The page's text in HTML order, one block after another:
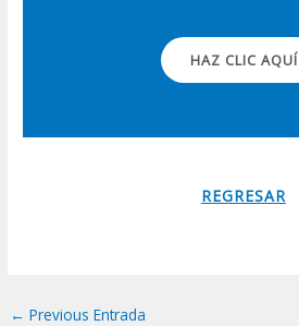
HAZ CLIC AQUÍ
REGRESAR
← Previous Entrada